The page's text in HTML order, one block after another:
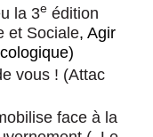
la 3e édition
et Sociale, Agir
vous ! (Attac
face à la